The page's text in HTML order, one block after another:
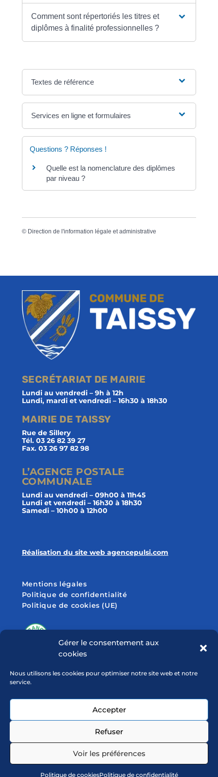
Gérer le consentement aux
cookies
Nous utilisons les cookies pour optimiser notre site web et notre
service.
Accepter
Refuser
Voir les préférences
Politique de cookiesPolitique de confidentialité
Comment sont répertoriés les titres et
diplômes à finalité professionnelles ?
Textes de référence
Services en ligne et formulaires
Questions ? Réponses !
Quelle est la nomenclature des diplômes
par niveau ?
© Direction de l'information légale et administrative
SECRÉTARIAT DE MAIRIE
Lundi au vendredi – 9h à 12h
Lundi, mardi et vendredi – 16h30 à 18h30
MAIRIE DE TAISSY
Rue de Sillery
Tél. 03 26 82 39 27
Fax. 03 26 97 82 98
L’AGENCE POSTALE
COMMUNALE
Lundi au vendredi – 09h00 à 11h45
Lundi et vendredi – 16h30 à 18h30
Samedi – 10h00 à 12h00
Réalisation du site web agencepulsi.com
Mentions légales
Politique de confidentialité
Politique de cookies (UE)
SUIVEZ-NOUS SUR